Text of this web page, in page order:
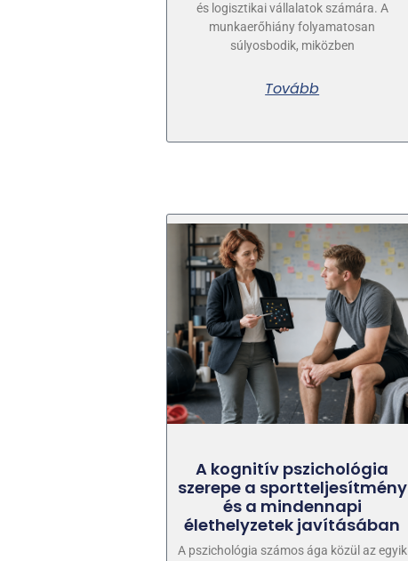
és logisztikai vállalatok számára. A
munkaerőhiány folyamatosan
súlyosbodik, miközben
Tovább
A kognitív pszichológia
szerepe a sportteljesítmény
és a mindennapi
élethelyzetek javításában
A pszichológia számos ága közül az egyik